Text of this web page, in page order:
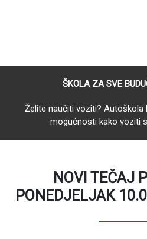
ŠKOLA ZA SVE
Želite naučiti voziti? Autoškola
mogućnosti kako voziti
NOVI TEČAJ
PONEDJELJAK